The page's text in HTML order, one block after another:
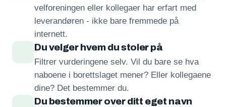
velforeningen eller kollegaer har erfart med
leverandøren - ikke bare fremmede på
internett.
Du velger hvem du stoler på
Filtrer vurderingene selv. Vil du bare se hva
naboene i borettslaget mener? Eller kollegaene
dine? Det bestemmer du.
Du bestemmer over ditt eget navn